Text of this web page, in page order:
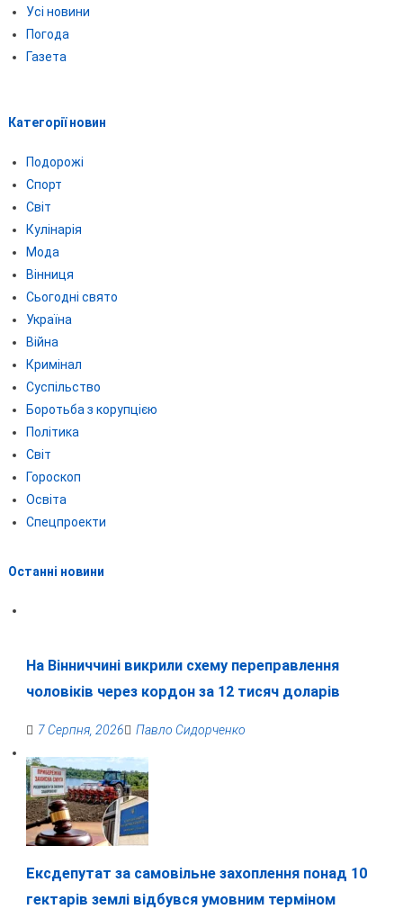
Усі новини
Погода
Газета
Категорії новин
Подорожі
Спорт
Світ
Кулінарія
Мода
Вінниця
Сьогодні свято
Україна
Війна
Кримінал
Суспільство
Боротьба з корупцією
Політика
Світ
Гороскоп
Освіта
Спецпроекти
Останні новини
На Вінниччині викрили схему переправлення
чоловіків через кордон за 12 тисяч доларів
7 Серпня, 2026 Павло Сидорченко
Ексдепутат за самовільне захоплення понад 10
гектарів землі відбувся умовним терміном